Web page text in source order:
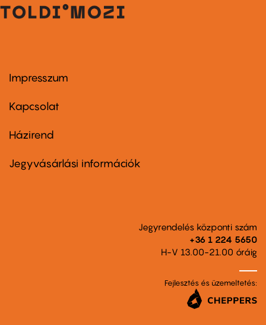
Footer
first
Impresszum
Kapcsolat
Footer
second
Házirend
Jegyvásárlási információk
Jegyrendelés központi szám
+36 1 224 5650
H-V 13.00-21.00 óráig
Fejlesztés és üzemeltetés: